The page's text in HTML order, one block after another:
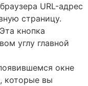
URL-адрес
страницу.
Эта кнопка
углу главной
окне
которые вы